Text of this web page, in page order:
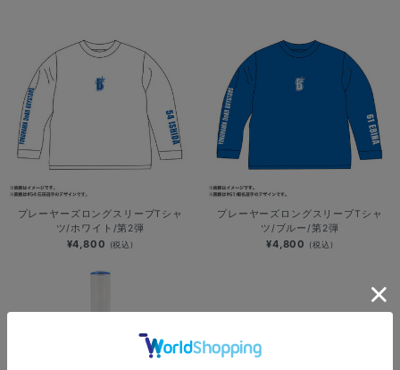
プレーヤーズロングスリーブTシャ
ツ/ホワイト/第2弾
¥4,800 (税込)
プレーヤーズロングスリーブTシャ
ツ/ブルー/第2弾
¥4,800 (税込)